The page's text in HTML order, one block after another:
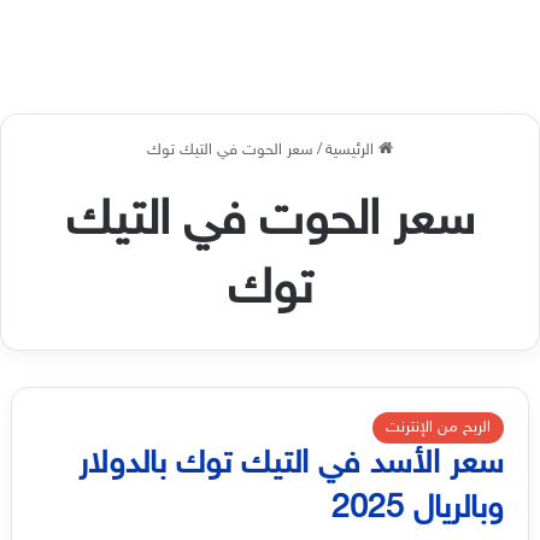
الرئيسية/ سعر الحوت في التيك توك
سعر الحوت في التيك
توك
الربح من الإنترنت
سعر الأسد في التيك توك بالدولار
وبالريال 2025